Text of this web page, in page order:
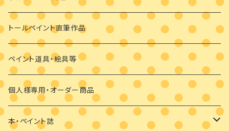
その他
ビギナーさま向け
干支の羽子板
クリスマス
ウッドバーニング
素材のみ
その他
手描き絵付けマスク
手作り布マスク
マスクブローチ
トールペイント直筆作品
ペイント道具・絵具等
個人様専用・オーダー商品
本・ペイント誌